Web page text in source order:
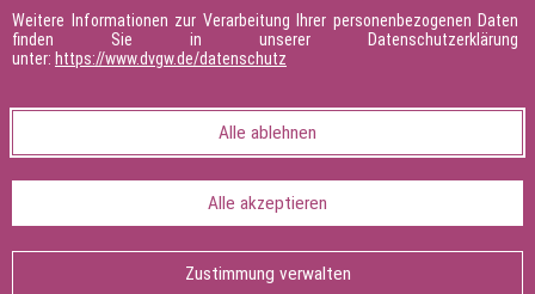
Weitere Informationen zur Verarbeitung Ihrer personenbezogenen Daten
finden Sie in unserer Datenschutzerklärung
unter: https://www.dvgw.de/datenschutz
Alle ablehnen
Alle akzeptieren
Zustimmung verwalten